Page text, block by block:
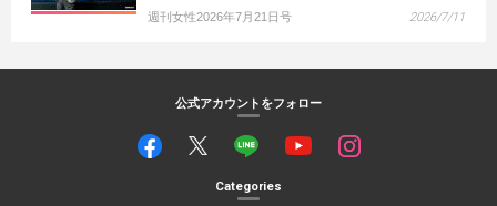
週刊女性2026年7月21日号 2026/7/11
公式アカウントをフォロー
Categories